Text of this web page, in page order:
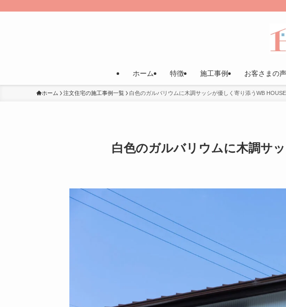
ホーム 特徴 施工事例 お客さまの声
ホーム 注文住宅の施工事例一覧 白色のガルバリウムに木調サッシが優しく寄り添うWB HOUSE
白色のガルバリウムに木調サ